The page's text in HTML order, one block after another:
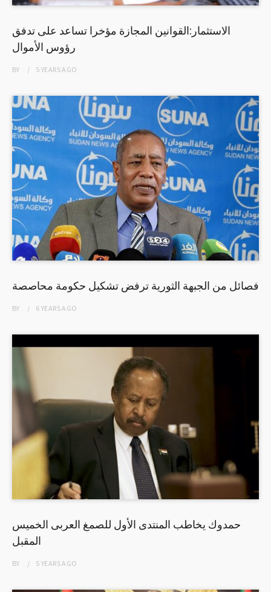
الاستثمار:القوانين المجازة مؤخرا تساعد على تدفق
رؤوس الأموال
BY 5 YEARSAGO
فصائل من الجبهة الثورية ترفض تشكيل حكومة محاصصة
BY 6 YEARSAGO
حمدوك يخاطب المنتدى الأول للصمغ العربى الخميس
المقبل
BY 5 YEARSAGO